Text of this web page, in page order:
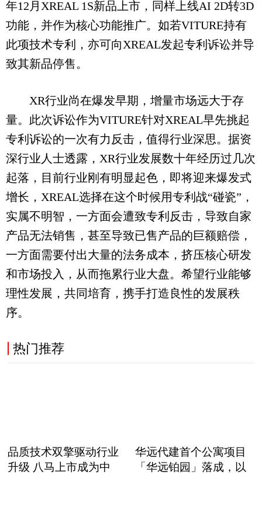
年12月XREAL 1S新品上市，同样上线AI 2D转3D
功能，并作为核心功能推广。如若VITURE持有
此项技术专利，亦可向XREAL发起专利诉讼并导
致其新品停售。
XR行业尚在爆发早期，增量市场远大于存
量。此次诉讼作为VITURE针对XREAL早先挑起
专利诉讼的一次有力反击，值得行业深思。据资
深行业人士透露，XR行业发展数十年经历过几次
起落，目前行业刚有明显起色，即将迎来爆发式
增长，XREAL选择在这个时候用专利战“碰瓷”，
实属不明智，一方面会遭致专利反击，导致自家
产品无法销售，甚至导致已售产品的巨额赔偿，
一方面需要付出大量的法务成本，挤压核心研发
和市场投入，从而拖累行业大盘。希望行业能够
理性发展，共同培育，携手打造良性的发展秩
序。
热门推荐
品质技术双擎驱动行业
升级 八马上市成为中
华远代建首个公寓项目
「华远铂园」落成，以